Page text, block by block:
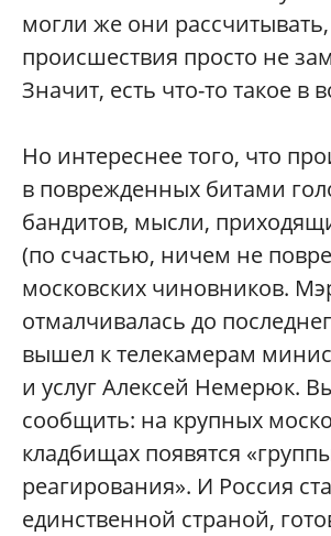
могли же они
происшествия просто не
Значит, есть что-то такое в
Но интереснее того, что
в поврежденных битами
бандитов, мысли,
(по счастью, ничем не
московских чиновников.
отмалчивалась до
вышел к телекамерам
и услуг Алексей Немерюк.
сообщить: на крупных
кладбищах появятся
реагирования». И Россия
единственной страной,